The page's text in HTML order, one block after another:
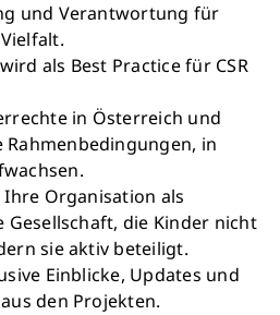
und Verantwortung für
als Best Practice für CSR
in Österreich und
in
Organisation als
Gesellschaft, die Kinder nicht
sie aktiv beteiligt.
Einblicke, Updates und
den Projekten.